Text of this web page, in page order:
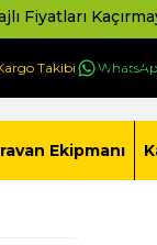
Takibi
Ekipmanı